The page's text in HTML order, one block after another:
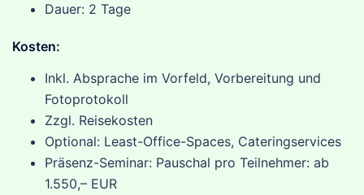
Dauer: 2 Tage
Kosten:
Inkl. Absprache im Vorfeld, Vorbereitung und
Fotoprotokoll
Zzgl. Reisekosten
Optional: Least-Office-Spaces, Cateringservices
Präsenz-Seminar: Pauschal pro Teilnehmer: ab
1.550,– EUR